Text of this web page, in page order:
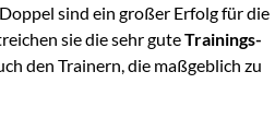
sind ein großer Erfolg für die
sie die sehr guteTrainings-
den Trainern, die maßgeblich zu